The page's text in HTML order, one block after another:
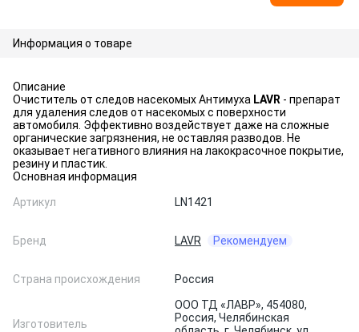
Информация о товаре
Описание
Очиститель от следов насекомых Антимуха LAVR - препарат
для удаления следов от насекомых с поверхности
автомобиля. Эффективно воздействует даже на сложные
органические загрязнения, не оставляя разводов. Не
оказывает негативного влияния на лакокрасочное покрытие,
резину и пластик.
Основная информация
Артикул
LN1421
Бренд LAVR Рекомендуем
Страна происхождения Россия
Изготовитель
ООО ТД «ЛАВР», 454080,
Россия, Челябинская